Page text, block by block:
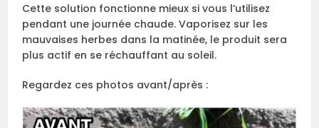
Cette solution fonctionne mieux si vous l’utilisez
pendant une journée chaude. Vaporisez sur les
mauvaises herbes dans la matinée, le produit sera
plus actif en se réchauffant au soleil.
Regardez ces photos avant/après :